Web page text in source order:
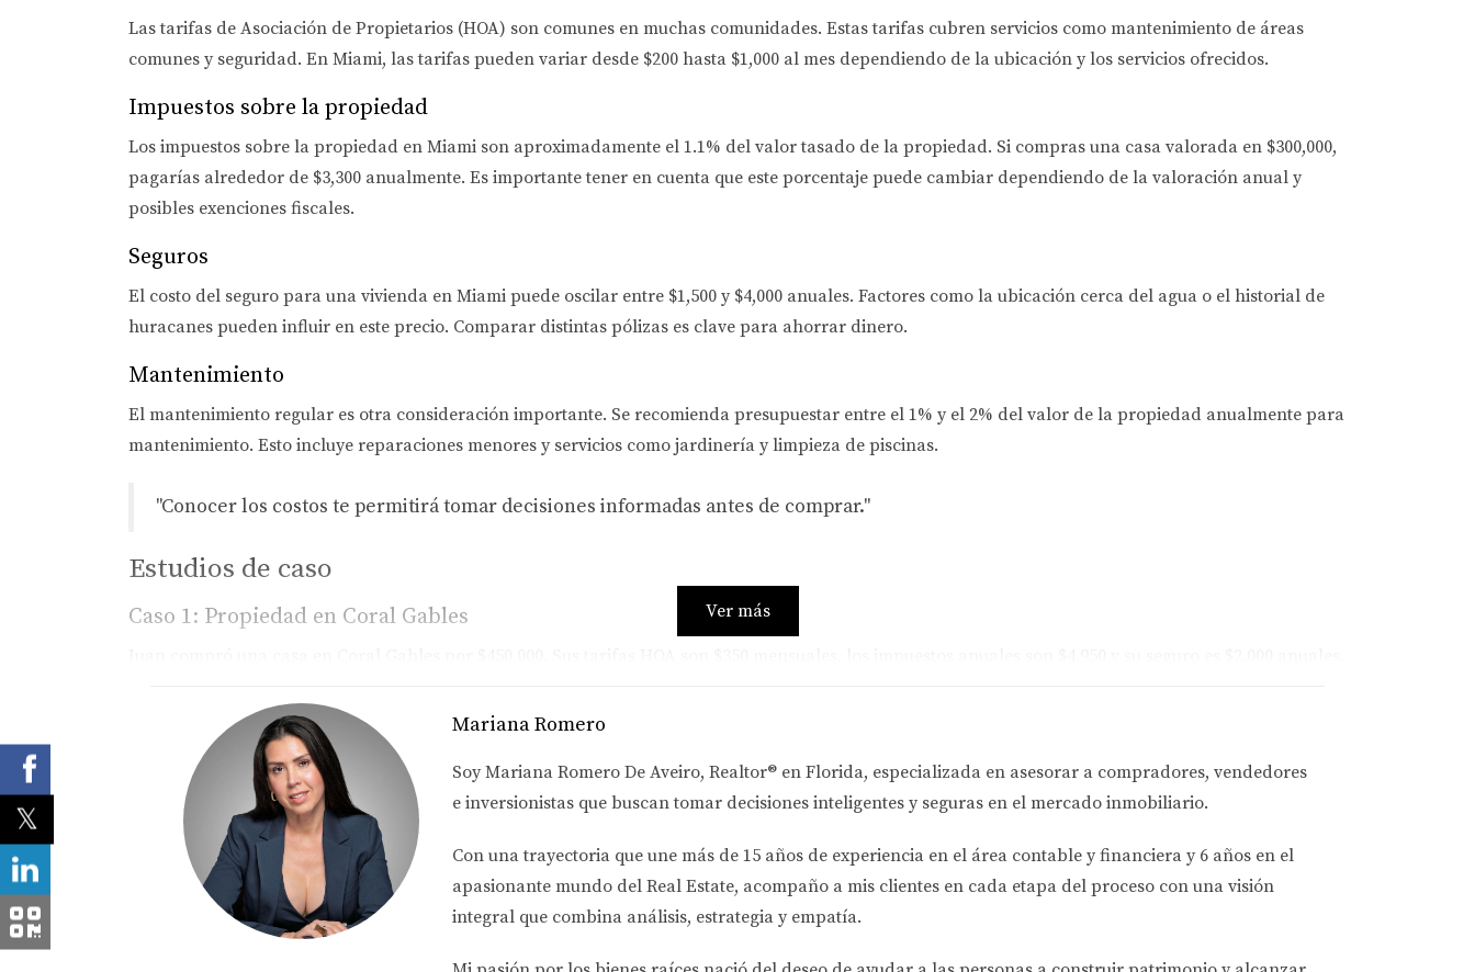
Las tarifas de Asociación de Propietarios (HOA) son comunes en muchas comunidades. Estas tarifas cubren servicios como mantenimiento de áreas
comunes y seguridad. En Miami, las tarifas pueden variar desde $200 hasta $1,000 al mes dependiendo de la ubicación y los servicios ofrecidos.
Impuestos sobre la propiedad
Los impuestos sobre la propiedad en Miami son aproximadamente el 1.1% del valor tasado de la propiedad. Si compras una casa valorada en $300,000,
pagarías alrededor de $3,300 anualmente. Es importante tener en cuenta que este porcentaje puede cambiar dependiendo de la valoración anual y
posibles exenciones fiscales.
Seguros
El costo del seguro para una vivienda en Miami puede oscilar entre $1,500 y $4,000 anuales. Factores como la ubicación cerca del agua o el historial de
huracanes pueden influir en este precio. Comparar distintas pólizas es clave para ahorrar dinero.
Mantenimiento
El mantenimiento regular es otra consideración importante. Se recomienda presupuestar entre el 1% y el 2% del valor de la propiedad anualmente para
mantenimiento. Esto incluye reparaciones menores y servicios como jardinería y limpieza de piscinas.
"Conocer los costos te permitirá tomar decisiones informadas antes de comprar."
Estudios de caso
Caso 1: Propiedad en Coral Gables
"Un análisis cuidadoso te ayudará a entender tus gastos reales."
Caso 2: Apartamento en Brickell
Ana adquirió un apartamento en Brickell por $600,000. Las tarifas HOA son más altas debido a los servicios adicionales: $500 al mes. Los impuestos
anuales son alrededor de $6,600 y el seguro es $2,500. Con un mantenimiento proyectado del 1%, sus gastos totales suman cerca de $23,700 al año.
Caso 3: Casa en Hialeah
Pablo compró una casa más asequible en Hialeah por $250,000. Sus tarifas HOA son solo $150 mensuales. Los impuestos anuales ascienden a $2,750 y su
Ver más
Mariana Romero
Soy Mariana Romero De Aveiro, Realtor® en Florida, especializada en asesorar a compradores, vendedores
e inversionistas que buscan tomar decisiones inteligentes y seguras en el mercado inmobiliario.
Con una trayectoria que une más de 15 años de experiencia en el área contable y financiera y 6 años en el
apasionante mundo del Real Estate, acompaño a mis clientes en cada etapa del proceso con una visión
integral que combina análisis, estrategia y empatía.